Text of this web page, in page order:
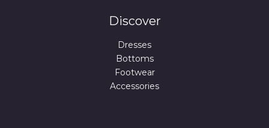
Discover
Dresses
Bottoms
Footwear
Accessories